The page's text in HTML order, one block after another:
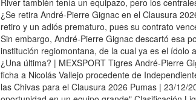
River también tenía un equipazo, pero los
¿Se retira André-Pierre Gignac en el Clausura
retiro y un adiós prematuro, pues su contrato
Sin embargo, André-Pierre Gignac descartó esa
institución regiomontana, de la cual ya es el ídolo
¿Una última? | MEXSPORT Tigres André-Pierre
ficha a Nicolás Vallejo procedente de
las Chivas para el Clausura 2026 Pumas | 23/12/